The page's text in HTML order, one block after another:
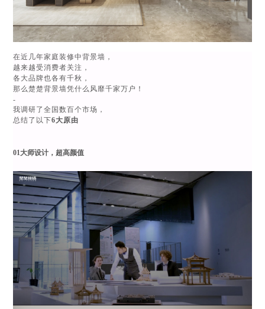
在近几年家庭装修中背景墙，
越来越受消费者关注，
各大品牌也各有千秋，
那么楚楚背景墙凭什么风靡千家万户！
-
我调研了全国数百个市场，
总结了以下6大原由
01大师设计，超高颜值